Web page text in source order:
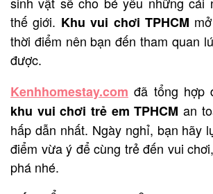
thế giới. Khu vui chơi TPHCM
thời điểm nên bạn đến tham quan
được.
Kenhhomestay.com đã tổng hợp
khu vui chơi trẻ em TPHCM an
hấp dẫn nhất. Ngày nghỉ, bạn hãy
điểm vừa ý để cùng trẻ đến vui
phá nhé.